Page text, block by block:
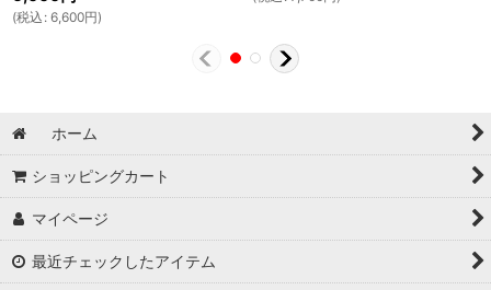
(税込 : 6,600円)
ホーム
ショッピングカート
マイページ
最近チェックしたアイテム